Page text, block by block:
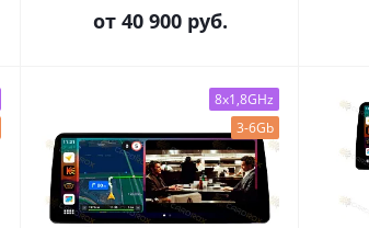
от 40 900 руб.
8x1,8GHz
3-6Gb